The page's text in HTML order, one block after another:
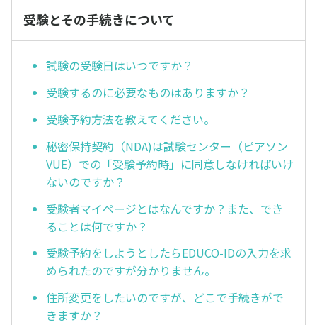
受験とその手続きについて
試験の受験日はいつですか？
受験するのに必要なものはありますか？
受験予約方法を教えてください。
秘密保持契約（NDA)は試験センター（ピアソン
VUE）での「受験予約時」に同意しなければいけ
ないのですか？
受験者マイページとはなんですか？また、でき
ることは何ですか？
受験予約をしようとしたらEDUCO-IDの入力を求
められたのですが分かりません。
住所変更をしたいのですが、どこで手続きがで
きますか？